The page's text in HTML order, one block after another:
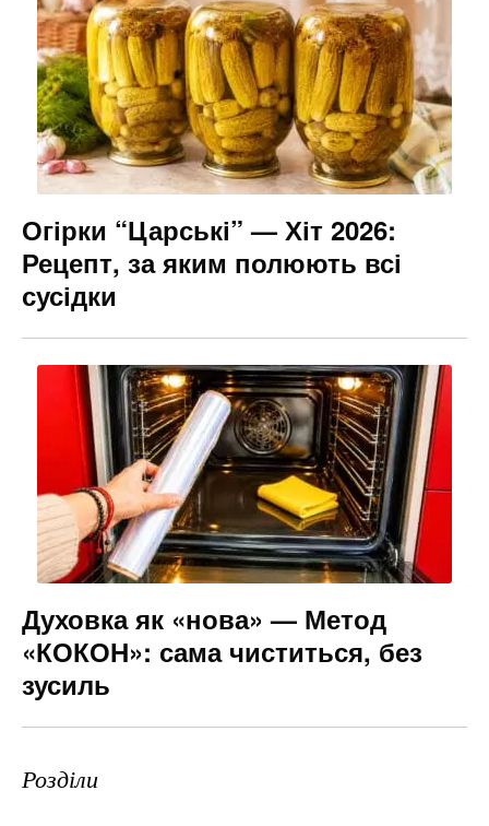
Огірки “Царські” — Хіт 2026:
Рецепт, за яким полюють всі
сусідки
Духовка як «нова» — Метод
«КОКОН»: сама чиститься, без
зусиль
Розділи